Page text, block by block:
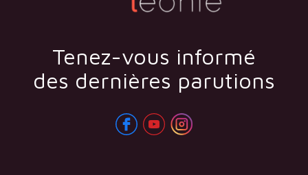
Tenez-vous informé
des dernières parutions